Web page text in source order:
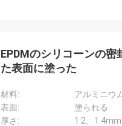
EPDMのシリコーンの
た表面に塗った
材料:
アルミニウ
表面:
塗られる
厚さ:
1.2、1.4mm